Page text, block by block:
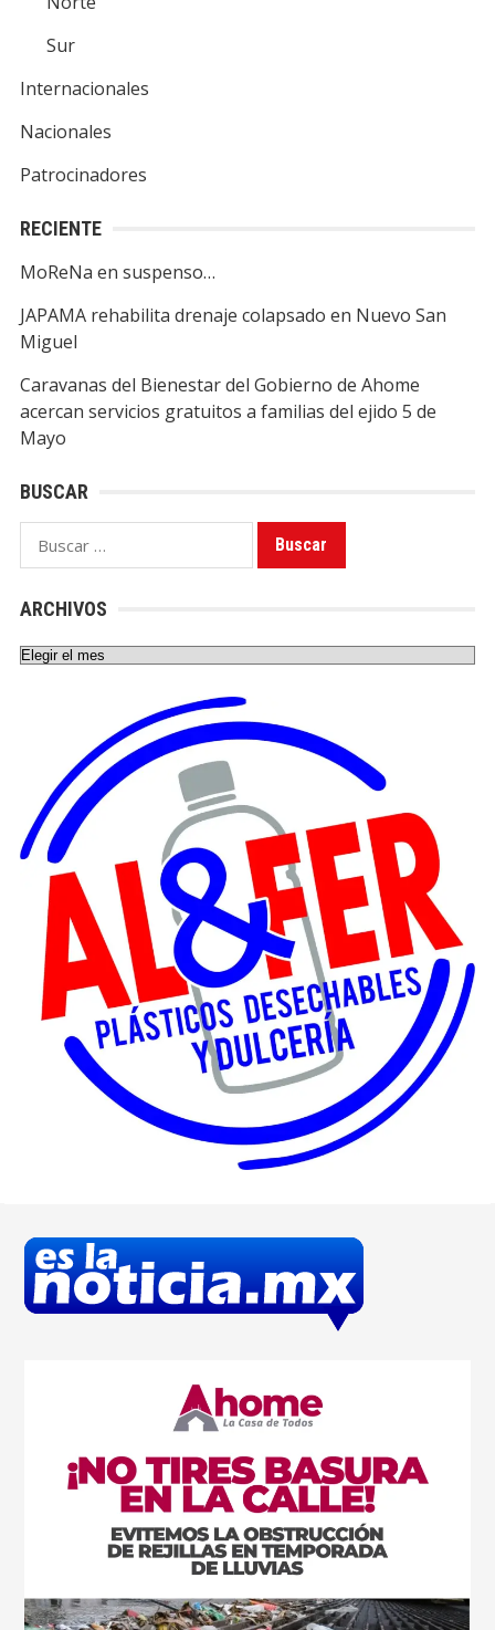
Sur
Internacionales
Nacionales
Patrocinadores
RECIENTE
MoReNa en suspenso…
JAPAMA rehabilita drenaje colapsado en Nuevo San
Miguel
Caravanas del Bienestar del Gobierno de Ahome
acercan servicios gratuitos a familias del ejido 5 de
Mayo
BUSCAR
Buscar:
ARCHIVOS
Archivos